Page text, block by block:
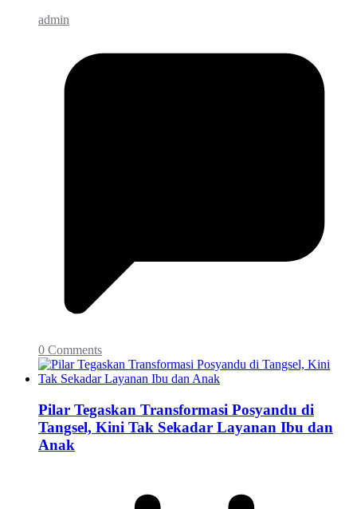
admin
0 Comments
Pilar Tegaskan Transformasi Posyandu di
Tangsel, Kini Tak Sekadar Layanan Ibu dan
Anak